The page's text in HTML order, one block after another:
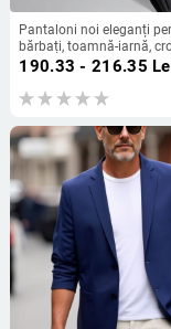
Pantaloni noi eleganți
bărbați, toamnă-iarnă,
dreaptă lejeră, stil
fără călcare, cu înaltă
lungi.
190.33 - 216.35